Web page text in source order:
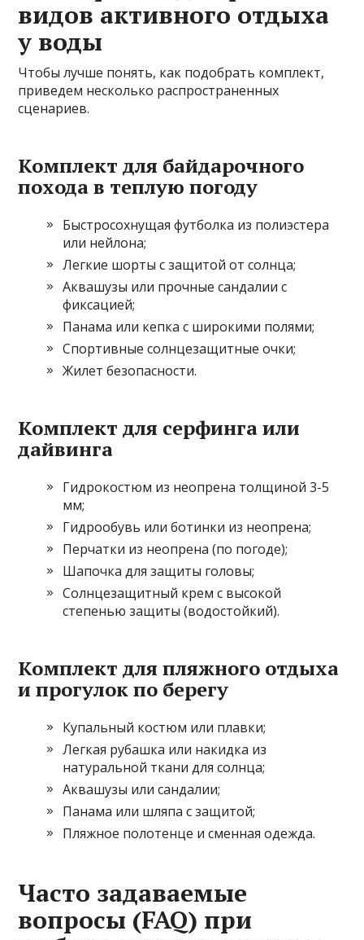
видов активного отдыха
у воды
Чтобы лучше понять, как подобрать комплект,
приведем несколько распространенных
сценариев.
Комплект для байдарочного
похода в теплую погоду
Быстросохнущая футболка из полиэстера
или нейлона;
Легкие шорты с защитой от солнца;
Аквашузы или прочные сандалии с
фиксацией;
Панама или кепка с широкими полями;
Спортивные солнцезащитные очки;
Жилет безопасности.
Комплект для серфинга или
дайвинга
Гидрокостюм из неопрена толщиной 3-5
мм;
Гидрообувь или ботинки из неопрена;
Перчатки из неопрена (по погоде);
Шапочка для защиты головы;
Солнцезащитный крем с высокой
степенью защиты (водостойкий).
Комплект для пляжного отдыха
и прогулок по берегу
Купальный костюм или плавки;
Легкая рубашка или накидка из
натуральной ткани для солнца;
Аквашузы или сандалии;
Панама или шляпа с защитой;
Пляжное полотенце и сменная одежда.
Часто задаваемые
вопросы (FAQ) при